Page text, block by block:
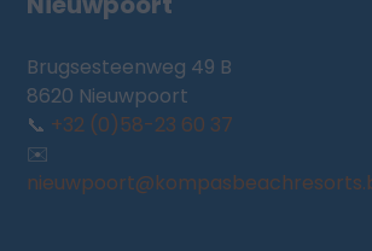
Brugsesteenweg 49 B
8620 Nieuwpoort
📞 +32 (0)58-23 60 37
✉️